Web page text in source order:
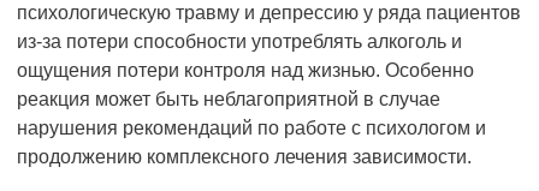
психологическую травму и депрессию у ряда пациентов
из-за потери способности употреблять алкоголь и
ощущения потери контроля над жизнью. Особенно
реакция может быть неблагоприятной в случае
нарушения рекомендаций по работе с психологом и
продолжению комплексного лечения зависимости.